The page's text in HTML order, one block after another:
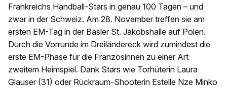
Frankreichs Handball-Stars in genau 100 Tagen – und
zwar in der Schweiz. Am 28. November treffen sie am
ersten EM-Tag in der Basler St. Jakobshalle auf Polen.
Durch die Vorrunde im Dreiländereck wird zumindest die
erste EM-Phase für die Französinnen zu einer Art
zweitem Heimspiel. Dank Stars wie Torhüterin Laura
Glauser (31) oder Rückraum-Shooterin Estelle Nze Minko